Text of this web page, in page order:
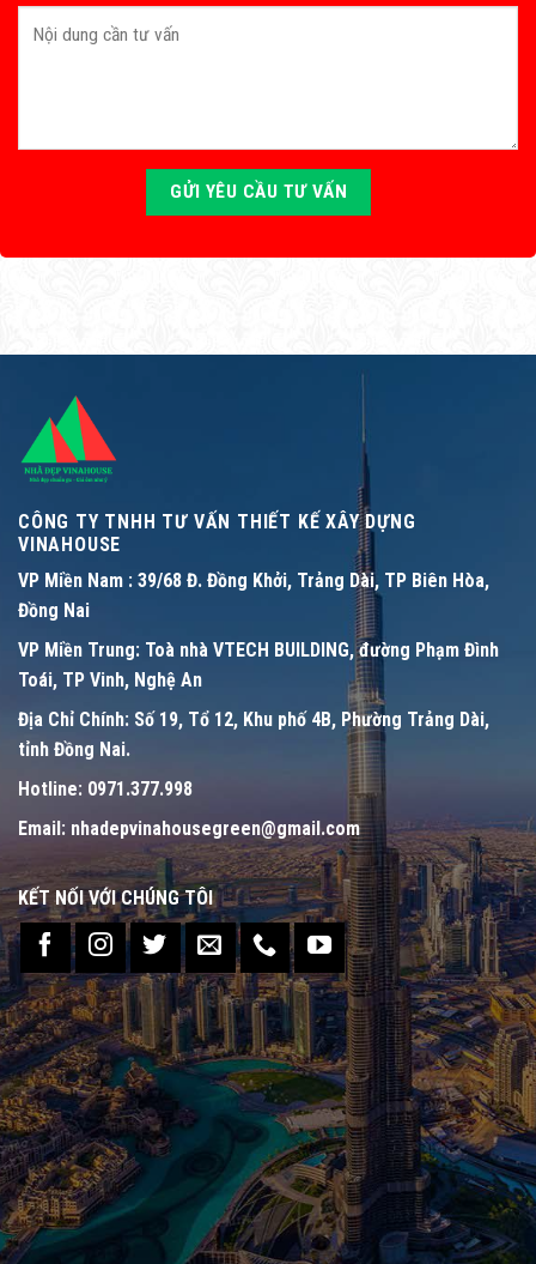
CÔNG TY TNHH TƯ VẤN THIẾT KẾ XÂY DỰNG
VINAHOUSE
VP Miền Nam : 39/68 Đ. Đồng Khởi, Trảng Dài, TP Biên Hòa,
Đồng Nai
VP Miền Trung: Toà nhà VTECH BUILDING, đường Phạm Đình
Toái, TP Vinh, Nghệ An
Địa Chỉ Chính: Số 19, Tổ 12, Khu phố 4B, Phường Trảng Dài,
tỉnh Đồng Nai.
Hotline: 0971.377.998
Email: nhadepvinahousegreen@gmail.com
KẾT NỐI VỚI CHÚNG TÔI